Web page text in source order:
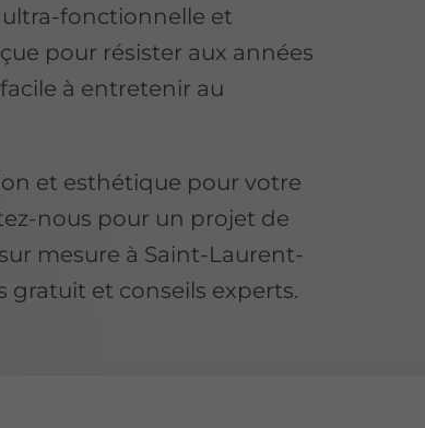
ultra-fonctionnelle et
pour résister aux années
à entretenir au
et esthétique pour votre
nous pour un projet de
mesure à Saint-Laurent-
gratuit et conseils experts.